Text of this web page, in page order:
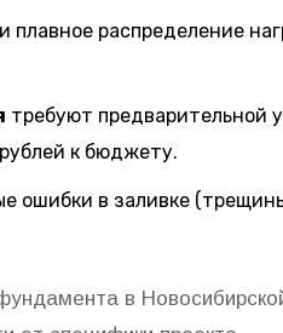
и плавное распределение
требуют предварительной
к бюджету.
ошибки в заливке
в